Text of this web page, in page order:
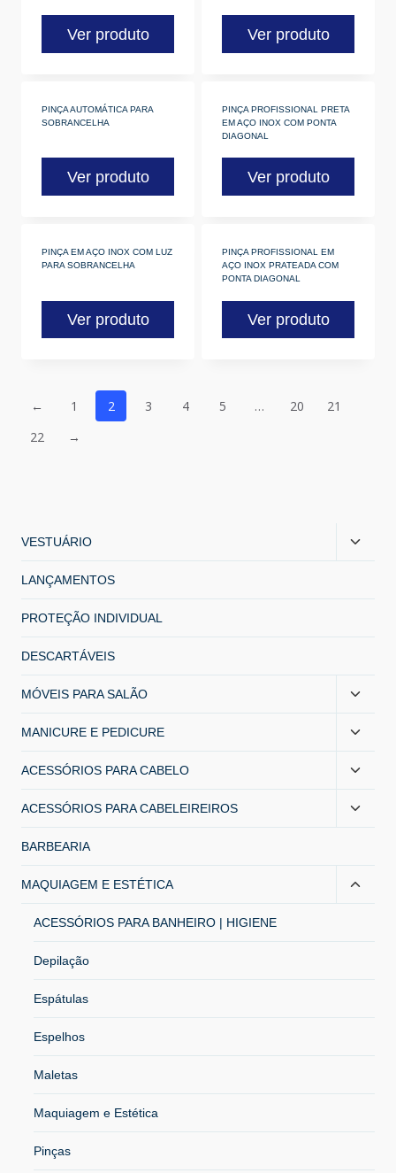
Ver produto Ver produto
PINÇA AUTOMÁTICA PARA
SOBRANCELHA
Ver produto
PINÇA PROFISSIONAL PRETA
EM AÇO INOX COM PONTA
DIAGONAL
Ver produto
PINÇA EM AÇO INOX COM LUZ
PARA SOBRANCELHA
Ver produto
PINÇA PROFISSIONAL EM
AÇO INOX PRATEADA COM
PONTA DIAGONAL
Ver produto
← 1 2 3 4 5 … 20
21
22
→
VESTUÁRIO
LANÇAMENTOS
PROTEÇÃO INDIVIDUAL
DESCARTÁVEIS
MÓVEIS PARA SALÃO
MANICURE E PEDICURE
ACESSÓRIOS PARA CABELO
ACESSÓRIOS PARA CABELEIREIROS
BARBEARIA
MAQUIAGEM E ESTÉTICA
ACESSÓRIOS PARA BANHEIRO | HIGIENE
Depilação
Espátulas
Espelhos
Maletas
Maquiagem e Estética
Pinças